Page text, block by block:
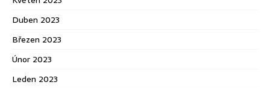
Duben 2023
Březen 2023
Únor 2023
Leden 2023